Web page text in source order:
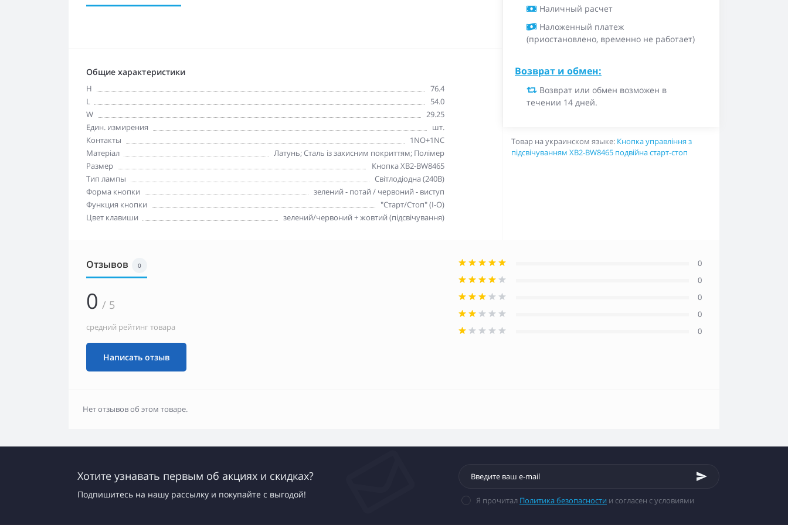
Общие характеристики
H
76.4
L
54.0
W
29.25
Един. измирения
шт.
Контакты
1NO+1NC
Матеріал
Латунь; Сталь із захисним покриттям; Полімер
Размер
Кнопка XB2-BW8465
Тип лампы
Світлодіодна (240В)
Форма кнопки
зелений - потай / червоний - виступ
Функция кнопки
"Старт/Стоп" (I-O)
Цвет клавиши
зелений/червоний + жовтий (підсвічування)
Наличный расчет
Наложенный платеж
(приостановлено, временно не работает)
Возврат и обмен:
Возврат или обмен возможен в
течении 14 дней.
Товар на украинском языке: Кнопка управління з
підсвічуванням XB2-BW8465 подвійна старт-стоп
Отзывов 0
0 / 5
средний рейтинг товара
Написать отзыв
0
0
0
0
0
Нет отзывов об этом товаре.
Хотите узнавать первым об акциях и скидках?
Подпишитесь на нашу рассылку и покупайте с выгодой!
Я прочитал Политика безопасности и согласен с условиями